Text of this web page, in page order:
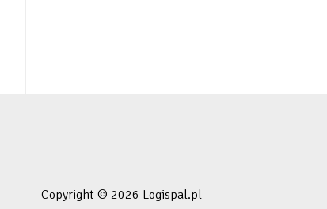
Copyright © 2026 Logispal.pl